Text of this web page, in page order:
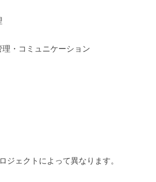
理・コミュニケーション
ジェクトによって異なります。